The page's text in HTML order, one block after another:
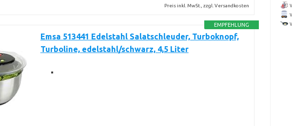
Preis inkl. MwSt., zzgl. Versandkosten
EMPFEHLUNG
Emsa 513441 Edelstahl Salatschleuder, Turboknopf,
Turboline, edelstahl/schwarz, 4,5 Liter